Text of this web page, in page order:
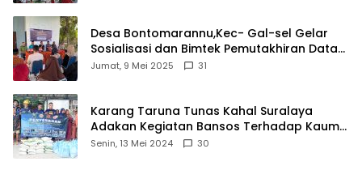
Desa Bontomarannu,Kec- Gal-sel Gelar
Sosialisasi dan Bimtek Pemutakhiran Data
ID
Jumat, 9 Mei 2025 31
Karang Taruna Tunas Kahal Suralaya
Adakan Kegiatan Bansos Terhadap Kaum
Dhuafa dan Anak Yatim-Piatu
Senin, 13 Mei 2024 30